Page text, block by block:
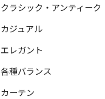
クラシック・アンティーク
カジュアル
エレガント
各種バランス
カーテン